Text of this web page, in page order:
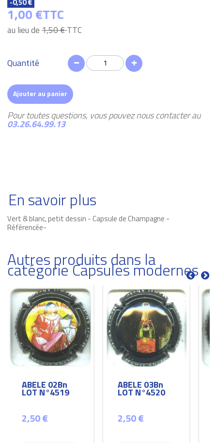
1,00 €TTC
au lieu de1,50 €TTC
Quantité
Ajouter au panier
Pour toutes questions, vous pouvez nous contacter au
03.26.64.99.13
En savoir plus
Vert & blanc, petit dessin - Capsule de Champagne -
Référencée-
Autres produits dans la
catégorie Capsules modernes
ABELE 02Bn
LOT N°4519
2,50 €
ABELE 03Bn
LOT N°4520
2,50 €